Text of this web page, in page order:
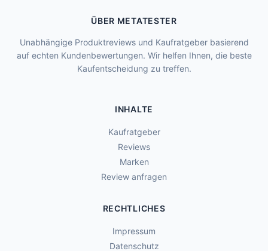
ÜBER METATESTER
Unabhängige Produktreviews und Kaufratgeber basierend
auf echten Kundenbewertungen. Wir helfen Ihnen, die beste
Kaufentscheidung zu treffen.
INHALTE
Kaufratgeber
Reviews
Marken
Review anfragen
RECHTLICHES
Impressum
Datenschutz